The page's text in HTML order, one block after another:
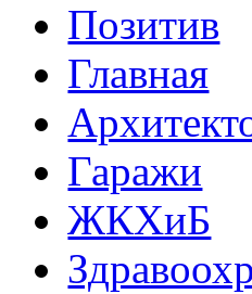
Позитив
Главная
Гаражи
ЖКХиБ